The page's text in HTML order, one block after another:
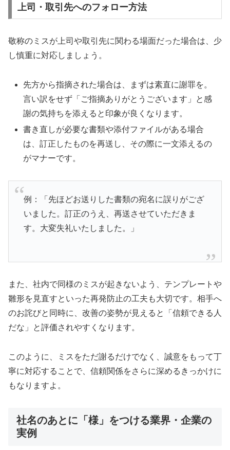
上司・取引先へのフォロー方法
敬称のミスが上司や取引先に関わる場面だった場合は、少
し慎重に対応しましょう。
先方から指摘された場合は、まずは素直に謝罪を。
言い訳をせず「ご指摘ありがとうございます」と感
謝の気持ちを添えると印象が良くなります。
書き直しが必要な書類や添付ファイルがある場合
は、訂正したものを再送し、その際に一文添えるの
がマナーです。
例：「先ほどお送りした書類の宛名に誤りがござ
いました。訂正のうえ、再送させていただきま
す。大変失礼いたしました。」
また、社内で同様のミスが起きないよう、テンプレートや
雛形を見直すといった再発防止の工夫も大切です。相手へ
のお詫びと同時に、改善の姿勢が見えると「信頼できる人
だな」と評価されやすくなります。
このように、ミスをただ謝るだけでなく、誠意をもって丁
寧に対応することで、信頼関係をさらに深めるきっかけに
もなりますよ。
社名のあとに「様」をつける業界・企業の
実例